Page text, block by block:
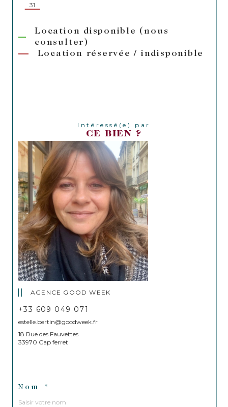
31
Location disponible (nous
consulter)
Location réservée / indisponible
Intéressé(e) par
CE BIEN ?
AGENCE GOOD WEEK
+33 609 049 071
estelle.bertin@goodweek.fr
18 Rue des Fauvettes
33970 Cap ferret
Nom *